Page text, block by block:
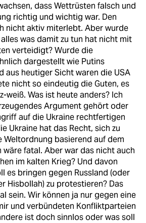
dass Wettrüsten falsch und
richtig und wichtig war. Den
nicht aktiv miterlebt. Aber wurde
was damit zu tun hat nicht mit
verteidigt? Wurde die
dargestellt wie Putins
aus heutiger Sicht waren die USA
nicht so eindeutig die Guten, es
weiß. Was ist heute anders? Ich
Argument gehört oder
auf die Ukraine rechtfertigen
Ukraine hat das Recht, sich zu
Weltordnung basierend auf dem
wäre fatal. Aber war das nicht auch
im kalten Krieg? Und davon
es bringen gegen Russland (oder
Hisbollah) zu protestieren? Das
sein. Wir können ja nur gegen eine
und verbündeten Konfliktparteien
ist doch sinnlos oder was soll